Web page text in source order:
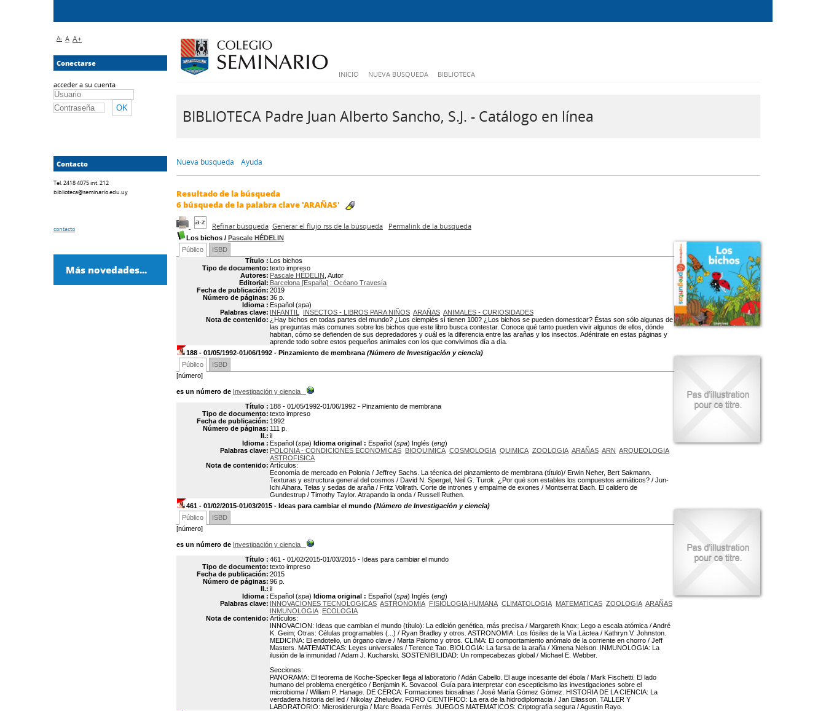
INICIO NUEVA BÚSQUEDA BIBLIOTECA
BIBLIOTECA Padre Juan Alberto Sancho, S.J. - Catálogo en línea
Nueva búsqueda Ayuda
Resultado de la búsqueda
6búsqueda de la palabra clave'ARAÑAS'
Refinar búsqueda Generar el flujo rss de la búsqueda Permalink de la búsqueda
Los bichos / Pascale HÉDELIN
Público
ISBD
Título : Los bichos
Tipo de documento: texto impreso
Autores: Pascale HÉDELIN , Autor
Editorial: Barcelona [España] : Océano Travesía
Fecha de publicación: 2019
Número de páginas: 36 p.
Idioma : Español (spa)
Palabras clave: INFANTIL INSECTOS - LIBROS PARA NIÑOS ARAÑAS ANIMALES - CURIOSIDADES
Nota de contenido: ¿Hay bichos en todas partes del mundo? ¿Los ciempiés sí tienen 100? ¿Los bichos se pueden domesticar? Éstas son sólo algunas de
las preguntas más comunes sobre los bichos que este libro busca contestar. Conoce qué tanto pueden vivir algunos de ellos, dónde
habitan, cómo se defienden de sus depredadores y cuál es la diferencia entre las arañas y los insectos. Adéntrate en estas páginas y
aprende todo sobre estos pequeños animales con los que convivimos día a día.
188 - 01/05/1992-01/06/1992 - Pinzamiento de membrana (Número de Investigación y ciencia)
Público
ISBD
[número]
es un número de Investigación y ciencia
Título : 188 - 01/05/1992-01/06/1992 - Pinzamiento de membrana
Tipo de documento: texto impreso
Fecha de publicación: 1992
Número de páginas: 111 p.
Il.: il
Idioma : Español (spa) Idioma original : Español (spa) Inglés (eng)
Palabras clave: POLONIA - CONDICIONES ECONOMICAS BIOQUIMICA COSMOLOGIA QUIMICA ZOOLOGIA ARAÑAS ARN ARQUEOLOGIA
ASTROFISICA
Nota de contenido: Artículos:
Economía de mercado en Polonia / Jeffrey Sachs. La técnica del pinzamiento de membrana (título)/ Erwin Neher, Bert Sakmann.
Texturas y estructura general del cosmos / David N. Spergel, Neil G. Turok. ¿Por qué son estables los compuestos armáticos? / Jun-
Ichi Aihara. Telas y sedas de araña / Fritz Vollrath. Corte de intrones y empalme de exones / Montserrat Bach. El caldero de
Gundestrup / Timothy Taylor. Atrapando la onda / Russell Ruthen.
461 - 01/02/2015-01/03/2015 - Ideas para cambiar el mundo (Número de Investigación y ciencia)
Público
ISBD
[número]
es un número de Investigación y ciencia
Título : 461 - 01/02/2015-01/03/2015 - Ideas para cambiar el mundo
Tipo de documento: texto impreso
Fecha de publicación: 2015
Número de páginas: 96 p.
Il.: il
Idioma : Español (spa) Idioma original : Español (spa) Inglés (eng)
Palabras clave: INNOVACIONES TECNOLOGICAS ASTRONOMIA FISIOLOGIA HUMANA CLIMATOLOGIA MATEMATICAS ZOOLOGIA ARAÑAS
INMUNOLOGIA ECOLOGIA
Nota de contenido: Artículos:
INNOVACION: Ideas que cambian el mundo (título): La edición genética, más precisa / Margareth Knox; Lego a escala atómica / André
K. Geim; Otras: Células programables (...) / Ryan Bradley y otros. ASTRONOMIA: Los fósiles de la Vía Láctea / Kathryn V. Johnston.
MEDICINA: El endotelio, un órgano clave / Marta Palomo y otros. CLIMA: El comportamiento anómalo de la corriente en chorro / Jeff
Masters. MATEMATICAS: Leyes universales / Terence Tao. BIOLOGIA: La farsa de la araña / Ximena Nelson. INMUNOLOGIA: La
ilusión de la inmunidad / Adam J. Kucharski. SOSTENIBILIDAD: Un rompecabezas global / Michael E. Webber.
Secciones:
PANORAMA: El teorema de Koche-Specker llega al laboratorio / Adán Cabello. El auge incesante del ébola / Mark Fischetti. El lado
humano del problema energético / Benjamin K. Sovacool. Guía para interpretar con escepticismo las investigaciones sobre el
microbioma / William P. Hanage. DE CERCA: Formaciones biosalinas / José María Gómez Gómez. HISTORIA DE LA CIENCIA: La
verdadera historia del led / Nikolay Zheludev. FORO CIENTIFICO: La era de la hidrodiplomacia / Jan Eliasson. TALLER Y
LABORATORIO: Microsiderurgia / Marc Boada Ferrés. JUEGOS MATEMATICOS: Criptografía segura / Agustín Rayo.
A- A A+
Conectarse
acceder a su cuenta
Contacto
Tel. 2418 4075 int. 212
biblioteca@seminario.edu.uy
contacto
Más novedades...